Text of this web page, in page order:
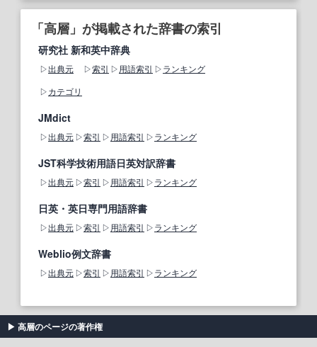
「高層」が掲載された辞書の索引
研究社 新和英中辞典
出典元 索引 用語索引
ランキング
カテゴリ
JMdict
出典元 索引 用語索引 ランキング
JST科学技術用語日英対訳辞書
出典元 索引 用語索引 ランキング
日英・英日専門用語辞書
出典元 索引 用語索引 ランキング
Weblio例文辞書
出典元 索引 用語索引 ランキング
高層のページの著作権